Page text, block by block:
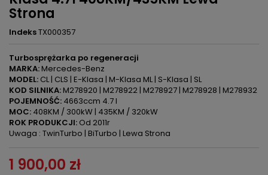
Strona
IndeksTX000357
Turbosprężarka po regeneracji
MARKA:Mercedes-Benz
MODEL: CL | CLS | E-Klasa | M-Klasa ML | S-Klasa | SL
KOD SILNIKA:M278920 | M278922 | M278927 | M278928 | M278932
POJEMNOŚĆ: 4663ccm 4.7 l
MOC: 408KM / 300kW | 435KM / 320kW
ROK PRODUKCJI: Od 2011r
Uwaga : TwinTurbo | BiTurbo | Lewa Strona
1 900,00 zł